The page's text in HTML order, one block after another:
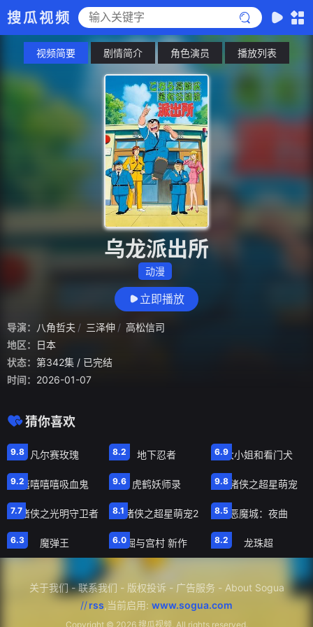
搜瓜视频
视频简要 剧情简介 角色演员 播放列表
乌龙派出所
动漫
立即播放
导演： 八角哲夫 三泽伸
高松信司
地区：
日本
状态： 第342集 / 已完结
时间： 2026-01-07
猜你喜欢
9.8 凡尔赛玫瑰 8.2 地下忍者 6.9大小姐和看门犬
9.2
正片
嘻嘻嘻嘻吸血鬼 9.6
第36集
虎鹤妖师录 9.8
第26集
猪猪侠之超星萌宠
7.7
第52集
猪猪侠之光明守卫者 8.1
第26集
猪猪侠之超星萌宠2 8.5
第8集
恶魔城：夜曲
6.3
第52集
魔弹王 6.0
第13集
堀与宫村 新作 8.2
第131集
龙珠超
关于我们-联系我们 - 版权投诉- 广告服务 - About Sogua
//rss,当前启用: www.sogua.com
Copyright © 2026 搜瓜视频. All rights reserved.